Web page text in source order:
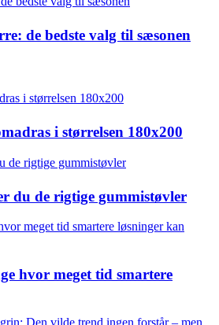
de bedste valg til sæsonen
i størrelsen 180x200
du de rigtige gummistøvler
hvor meget tid smartere